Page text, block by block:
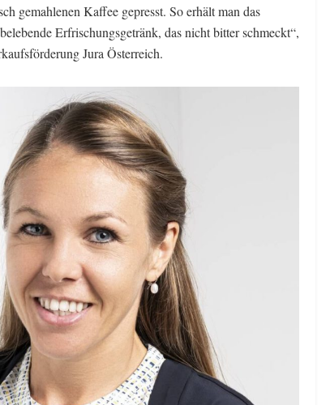
gemahlenen Kaffee gepresst. So erhält man das
Erfrischungsgetränk, das nicht bitter schmeckt“,
Jura Österreich.